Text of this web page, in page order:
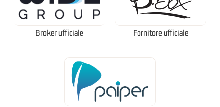
Broker ufficiale Fornitore ufficiale